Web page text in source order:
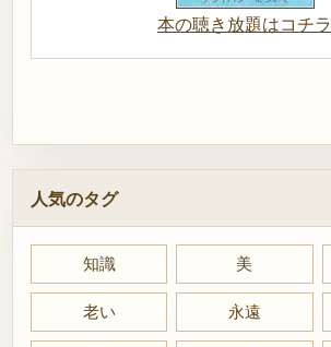
本の聴き放題はコチラ
人気のタグ
知識 美
老い 永遠